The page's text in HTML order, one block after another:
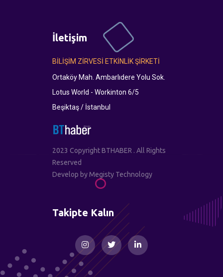
İletişim
BİLİŞİM ZİRVESİ ETKİNLİK ŞİRKETİ
Ortaköy Mah. Ambarlıdere Yolu Sok.
Lotus World - Workinton 6/5
Beşiktaş / İstanbul
2023 Copyright BTHABER . All Rights
Reserved
Develop byMegisty Technology
Takipte Kalın